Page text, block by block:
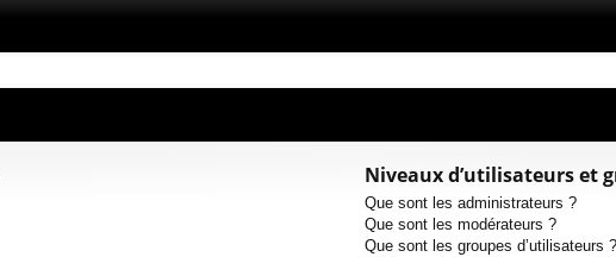
Niveaux d’utilisateurs et
Que sont les administrateurs ?
Que sont les modérateurs ?
Que sont les groupes d’utilisateurs ?